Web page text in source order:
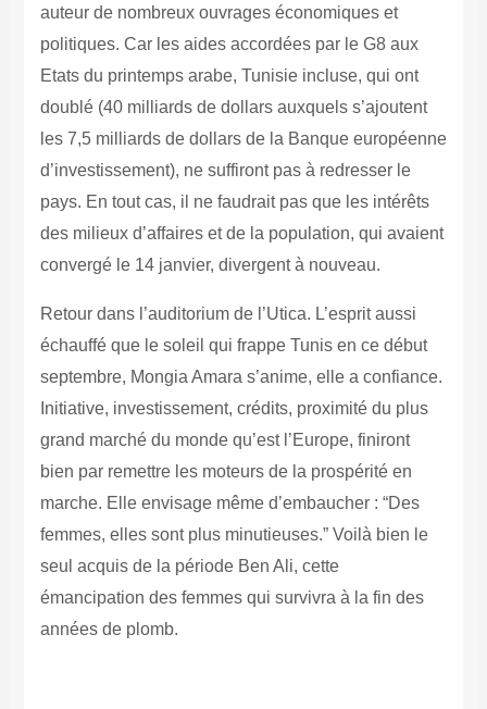
auteur de nombreux ouvrages économiques et
politiques. Car les aides accordées par le G8 aux
Etats du printemps arabe, Tunisie incluse, qui ont
doublé (40 milliards de dollars auxquels s’ajoutent
les 7,5 milliards de dollars de la Banque européenne
d’investissement), ne suffiront pas à redresser le
pays. En tout cas, il ne faudrait pas que les intérêts
des milieux d’affaires et de la population, qui avaient
convergé le 14 janvier, divergent à nouveau.
Retour dans l’auditorium de l’Utica. L’esprit aussi
échauffé que le soleil qui frappe Tunis en ce début
septembre, Mongia Amara s’anime, elle a confiance.
Initiative, investissement, crédits, proximité du plus
grand marché du monde qu’est l’Europe, finiront
bien par remettre les moteurs de la prospérité en
marche. Elle envisage même d’embaucher : “Des
femmes, elles sont plus minutieuses.” Voilà bien le
seul acquis de la période Ben Ali, cette
émancipation des femmes qui survivra à la fin des
années de plomb.